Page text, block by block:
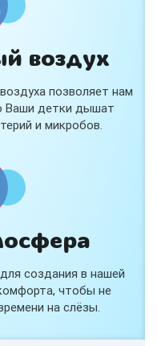
воздух
позволяет нам
Ваши детки дышат
и микробов.
создания в нашей
чтобы не
на слёзы.